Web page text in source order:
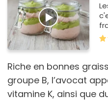
Riche en bonnes
groupe B, l’avocat
vitamine K, ainsi que